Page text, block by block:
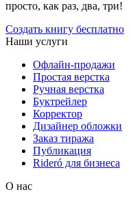
просто, как раз, два, три!
Создать книгу бесплатно
Наши услуги
Офлайн-продажи
Простая верстка
Ручная верстка
Буктрейлер
Корректор
Дизайнер обложки
Заказ тиража
Публикация
Rideró для бизнеса
О нас